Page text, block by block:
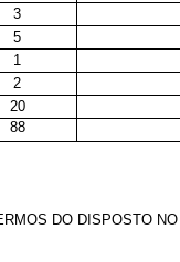
3
5
1
2
20
88
DO DISPOSTO NO